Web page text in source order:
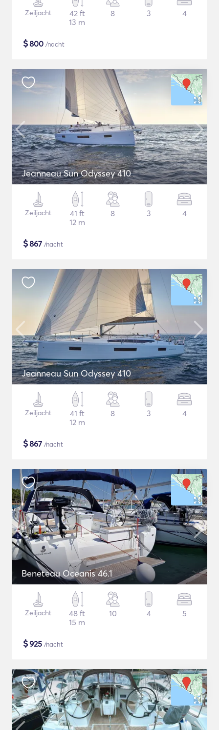
Zeiljacht
42 ft
13 m
8 3 4
$800 /nacht
Jeanneau Sun Odyssey 410
Zeiljacht
41 ft
12 m
8 3 4
$867 /nacht
Jeanneau Sun Odyssey 410
Zeiljacht
41 ft
12 m
8 3 4
$867 /nacht
Beneteau Oceanis 46.1
Zeiljacht
48 ft
15 m
10 4 5
$925 /nacht